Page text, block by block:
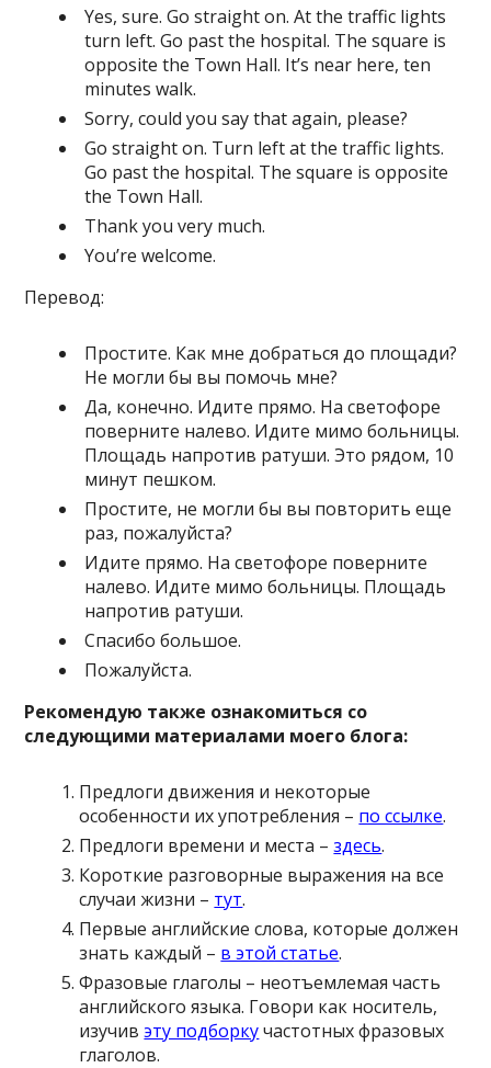
Yes, sure. Go straight on. At the traffic lights
turn left. Go past the hospital. The square is
opposite the Town Hall. It’s near here, ten
minutes walk.
Sorry, could you say that again, please?
Go straight on. Turn left at the traffic lights.
Go past the hospital. The square is opposite
the Town Hall.
Thank you very much.
You’re welcome.
Перевод:
Простите. Как мне добраться до площади?
Не могли бы вы помочь мне?
Да, конечно. Идите прямо. На светофоре
поверните налево. Идите мимо больницы.
Площадь напротив ратуши. Это рядом, 10
минут пешком.
Простите, не могли бы вы повторить еще
раз, пожалуйста?
Идите прямо. На светофоре поверните
налево. Идите мимо больницы. Площадь
напротив ратуши.
Спасибо большое.
Пожалуйста.
Рекомендую также ознакомиться со
следующими материалами моего блога:
Предлоги движения и некоторые
особенности их употребления – по ссылке.
Предлоги времени и места –здесь.
Короткие разговорные выражения на все
случаи жизни – тут.
Первые английские слова, которые должен
знать каждый – в этой статье.
Фразовые глаголы – неотъемлемая часть
английского языка. Говори как носитель,
изучивэту подборкучастотных фразовых
глаголов.